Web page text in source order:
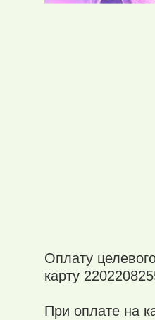
Оплату
карту
При оплате на